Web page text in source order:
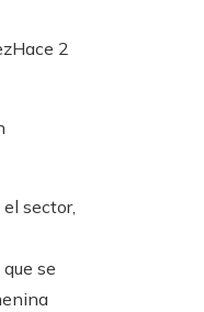
Hace 2
sector,
se